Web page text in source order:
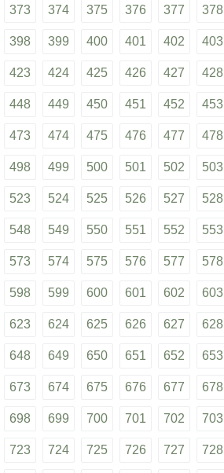
373 374 375 376 377 378
398 399 400 401 402 403
423 424 425 426 427 428
448 449 450 451 452 453
473 474 475 476 477 478
498 499 500 501 502 503
523 524 525 526 527 528
548 549 550 551 552 553
573 574 575 576 577 578
598 599 600 601 602 603
623 624 625 626 627 628
648 649 650 651 652 653
673 674 675 676 677 678
698 699 700 701 702 703
723 724 725 726 727 728